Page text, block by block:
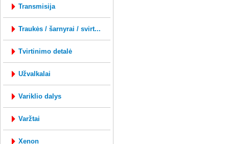
transmisija
traukės / šarnyrai / svirt...
tvirtinimo detalė
užvalkalai
variklio dalys
varžtai
xenon